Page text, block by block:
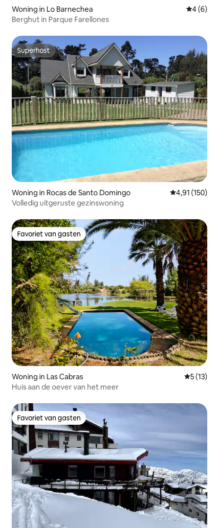
Woning in Lo Barnechea
4 (6)
Berghut in Parque Farellones
Superhost
Superhost
Woning in Rocas de Santo Domingo Gemiddelde
4,91 (150)
Volledig uitgeruste gezinswoning
Favoriet van gasten
Favoriet van gasten
Woning in Las Cabras
5 (13)
Huis aan de oever van het meer
Favoriet van gasten
Favoriet van gasten